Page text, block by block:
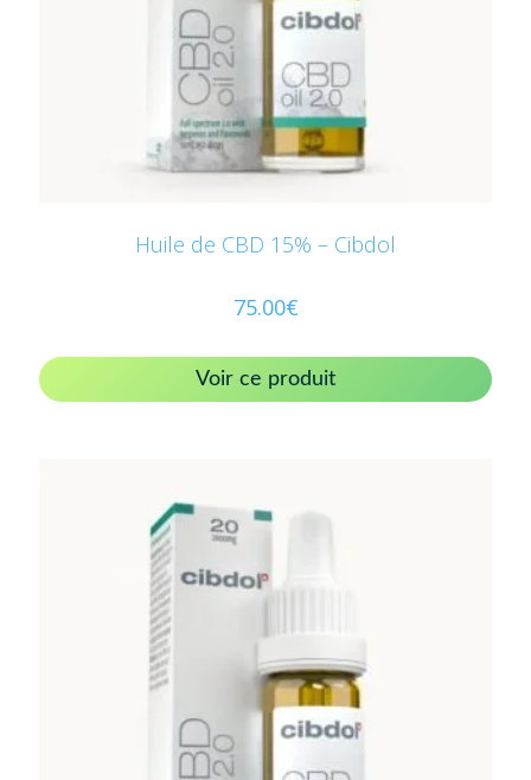
Huile de CBD 15% – Cibdol
75.00€
Voir ce produit